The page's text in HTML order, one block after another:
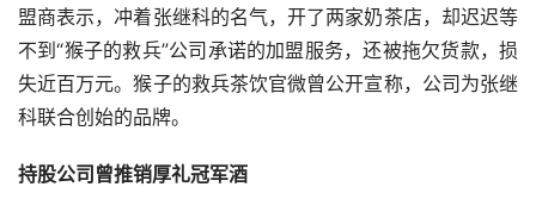
盟商表示，冲着张继科的名气，开了两家奶茶店，却迟迟等
不到“猴子的救兵”公司承诺的加盟服务，还被拖欠货款，损
失近百万元。猴子的救兵茶饮官微曾公开宣称，公司为张继
科联合创始的品牌。
持股公司曾推销厚礼冠军酒